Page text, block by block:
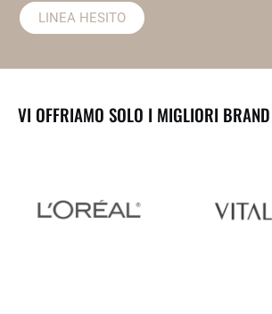
LINEA HESITO
VI OFFRIAMO SOLO I MIGLIORI BRAND